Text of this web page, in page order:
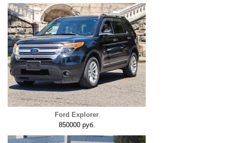
Ford Explorer
850000 руб.